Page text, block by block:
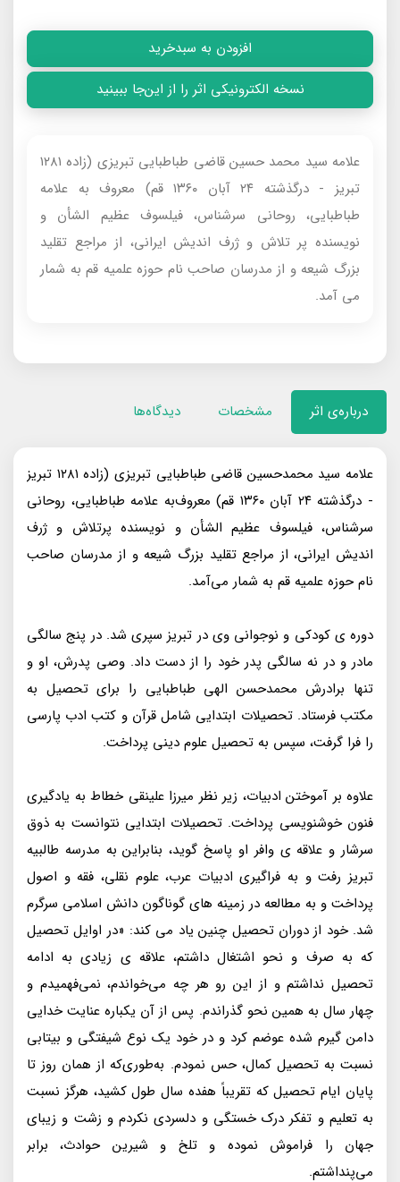
افزودن به سبدخرید
نسخه الکترونیکی اثر را از این‌جا ببینید
علامه سید محمد حسین قاضی طباطبایی تبریزی (زاده ۱۲۸۱
تبریز - درگذشته ۲۴ آبان ۱۳۶۰ قم) معروف‌ به علامه
طباطبایی، روحانی سرشناس، فیلسوف عظیم الشأن و
نویسنده پر تلاش و ژرف اندیش ایرانی، از مراجع تقلید
بزرگ شیعه و از مدرسان صاحب نام حوزه علمیه قم به شمار
می‌ آمد.
درباره‌ی اثر مشخصات دیدگاه‌ها
علامه سید محمدحسین قاضی طباطبایی تبریزی (زاده ۱۲۸۱ تبریز
- درگذشته ۲۴ آبان ۱۳۶۰ قم) معروف‌به علامه طباطبایی، روحانی
سرشناس، فیلسوف عظیم الشأن و نویسنده پرتلاش و ژرف
اندیش ایرانی، از مراجع تقلید بزرگ شیعه و از مدرسان صاحب
نام حوزه علمیه قم به شمار می‌آمد.
دوره ی کودکی و نوجوانی وی در تبریز سپری شد. در پنج سالگی
مادر و در نه سالگی پدر خود را از دست داد. وصی پدرش، او و
تنها برادرش محمدحسن الهی طباطبایی را برای تحصیل به
مکتب فرستاد. تحصیلات ابتدایی شامل قرآن و کتب ادب پارسی
را فرا گرفت، سپس به تحصیل علوم دینی پرداخت.
علاوه بر آموختن ادبیات، زیر نظر میرزا علینقی خطاط به یادگیری
فنون خوشنویسی پرداخت. تحصیلات ابتدایی نتوانست به ذوق
سرشار و علاقه ی وافر او پاسخ گوید، بنابراین به مدرسه طالبیه
تبریز رفت و به فراگیری ادبیات عرب، علوم نقلی، فقه و اصول
پرداخت و به مطالعه در زمینه های گوناگون دانش‌ اسلامی سرگرم
شد. خود از دوران تحصیل چنین یاد می کند: «در اوایل تحصیل
که به صرف و نحو اشتغال داشتم، علاقه ی زیادی به ادامه
تحصیل نداشتم و از این رو هر چه می‌خواندم، نمی‌فهمیدم و
چهار سال به همین نحو گذراندم. پس از آن یکباره عنایت خدایی
دامن گیرم شده عوضم کرد و در خود یک نوع شیفتگی و بیتابی
نسبت به تحصیل کمال، حس نمودم. به‌طوری‌که از همان روز تا
پایان ایام تحصیل که تقریباً هفده سال طول کشید، هرگز نسبت
به تعلیم و تفکر درک خستگی و دلسردی نکردم و زشت و زیبای
جهان را فراموش نموده و تلخ و شیرین حوادث، برابر
می‌پنداشتم.